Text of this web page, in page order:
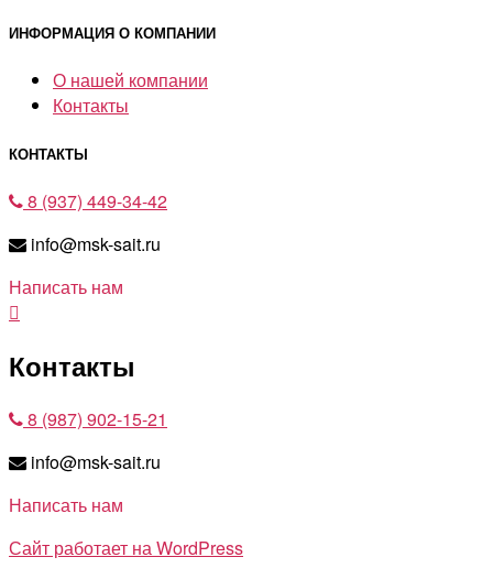
ИНФОРМАЦИЯ О КОМПАНИИ
О нашей компании
Контакты
КОНТАКТЫ
8 (937) 449-34-42
info@msk-sait.ru
Написать нам
Контакты
8 (987) 902-15-21
info@msk-sait.ru
Написать нам
Сайт работает на WordPress